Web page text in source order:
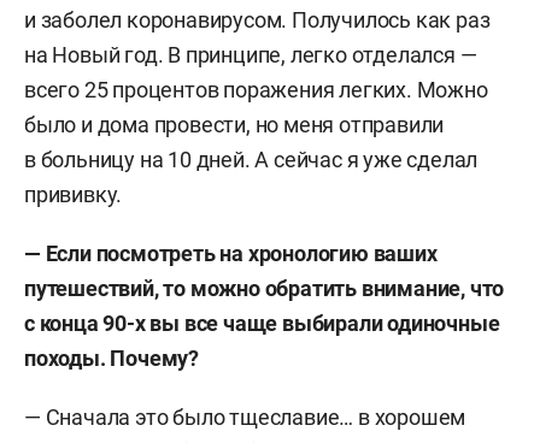
и заболел коронавирусом. Получилось как раз
на Новый год. В принципе, легко отделался —
всего 25 процентов поражения легких. Можно
было и дома провести, но меня отправили
в больницу на 10 дней. А сейчас я уже сделал
прививку.
— Если посмотреть на хронологию ваших
путешествий, то можно обратить внимание, что
с конца 90-х вы все чаще выбирали одиночные
походы. Почему?
— Сначала это было тщеславие… в хорошем